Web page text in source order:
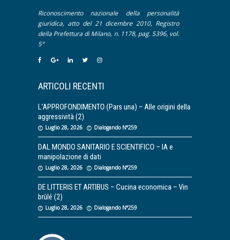
Pillole
Riconoscimento nazionale della personalità
giuridica, atto del 21 dicembre 2010, Registro
della Prefettura di Milano, n. 1178, pag. 5396, vol.
5°
ARTICOLI RECENTI
L’APPROFONDIMENTO (Pars una) – Alle origini della
aggressività (2)
Luglio 28, 2026 Dialogando N°259
DAL MONDO SANITARIO E SCIENTIFICO – IA e
manipolazione di dati
Luglio 28, 2026 Dialogando N°259
DE LITTERIS ET ARTIBUS – Cucina economica – Vin
brûlé (2)
Luglio 28, 2026 Dialogando N°259